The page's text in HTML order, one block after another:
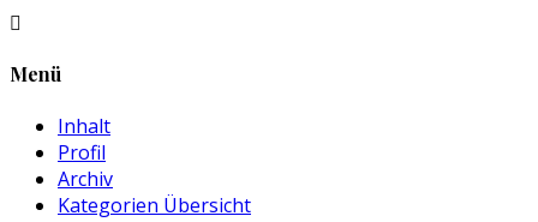
Menü
Inhalt
Profil
Archiv
Kategorien Übersicht